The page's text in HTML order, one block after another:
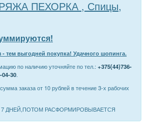
ПЕХОРКА , Спицы,
- тем выгодней покупка! Удачного шопинга.
по наличию уточняйте по тел.: +375(44)736-
04-30.
заказа от 10 рублей в течение 3-х рабочих
7 ДНЕЙ,ПОТОМ РАСФОРМИРОВЫВАЕТСЯ